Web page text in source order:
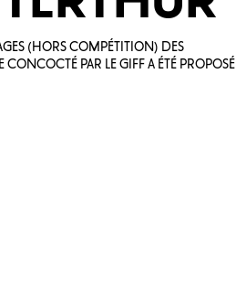
(HORS COMPÉTITION) DES
PAR LE GIFF A ÉTÉ PROPOSÉ